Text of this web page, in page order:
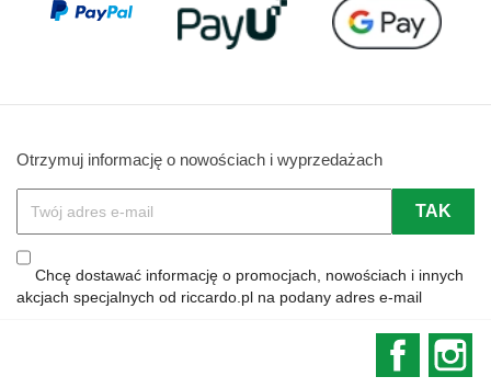
Otrzymuj informację o nowościach i wyprzedażach
Chcę dostawać informację o promocjach, nowościach i innych
akcjach specjalnych od riccardo.pl na podany adres e-mail